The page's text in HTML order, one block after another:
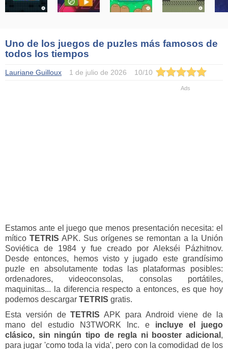
Uno de los juegos de puzles más famosos de
todos los tiempos
Lauriane Guilloux 1 de julio de 2026 10/10
Estamos ante el juego que menos presentación necesita: el
mítico TETRIS APK. Sus orígenes se remontan a la Unión
Soviética de 1984 y fue creado por Alekséi Pázhitnov.
Desde entonces, hemos visto y jugado este grandísimo
puzle en absolutamente todas las plataformas posibles:
ordenadores, videoconsolas, consolas portátiles,
maquinitas... la diferencia respecto a entonces, es que hoy
podemos descargar TETRIS gratis.
Esta versión deTETRIS APK para Android viene de la
mano del estudio N3TWORK Inc. e incluye el juego
clásico, sin ningún tipo de regla ni booster adicional ,
para jugar 'como toda la vida', pero con la comodidad de los